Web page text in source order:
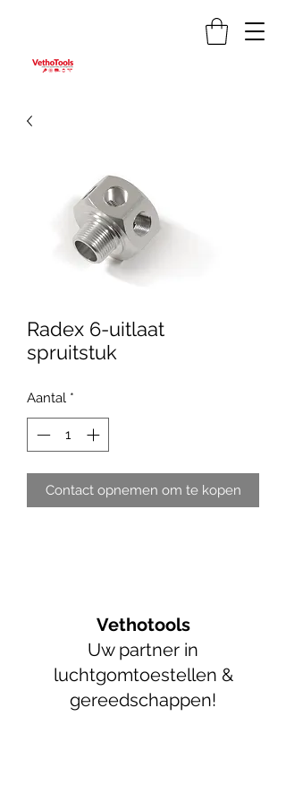
Radex 6-uitlaat
spruitstuk
Aantal *
Contact opnemen om te kopen
Vethotools
Uw partner in
luchtgomtoestellen &
gereedschappen!